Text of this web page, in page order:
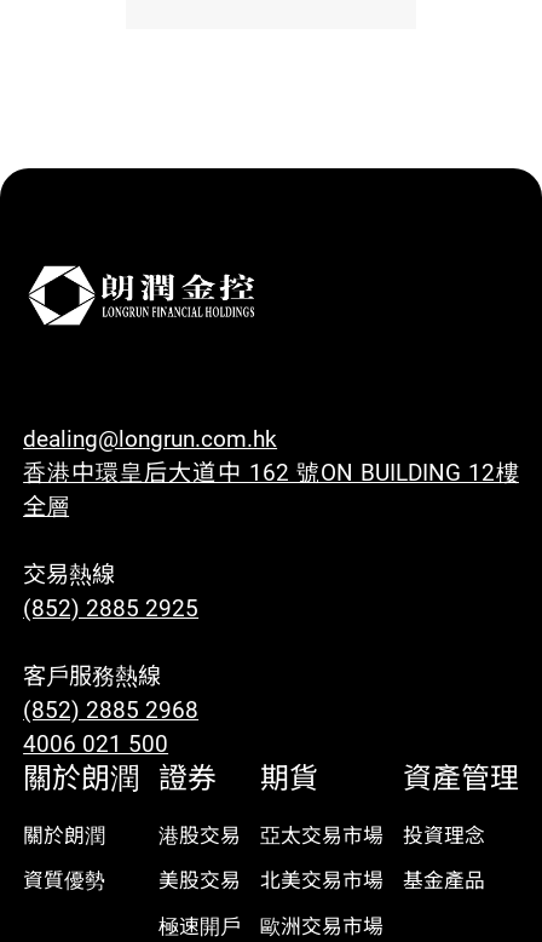
dealing@longrun.com.hk
香港中環皇后大道中 162 號ON BUILDING 12樓
全層
交易熱線
(852) 2885 2925
客戶服務熱線
(852) 2885 2968
4006 021 500
關於朗潤
關於朗潤
資質優勢
證券
港股交易
美股交易
極速開戶
期貨
亞太交易市場
北美交易市場
歐洲交易市場
資產管理
投資理念
基金產品